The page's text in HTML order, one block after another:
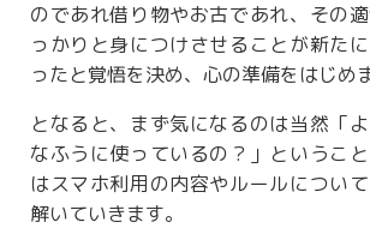
のであれ借り物やお古であれ、その
っかりと身につけさせることが新た
ったと覚悟を決め、心の準備をはじめ
となると、まず気になるのは当然「
なふうに使っているの？」というこ
はスマホ利用の内容やルールについ
解いていきます。